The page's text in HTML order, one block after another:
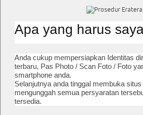
Apa yang harus
Anda cukup mempersiapkan Identitas
terbaru, Pas Photo / Scan Foto / Foto
smartphone anda.
Selanjutnya anda tinggal membuka
mengunggah semua persyaratan
tersedia.